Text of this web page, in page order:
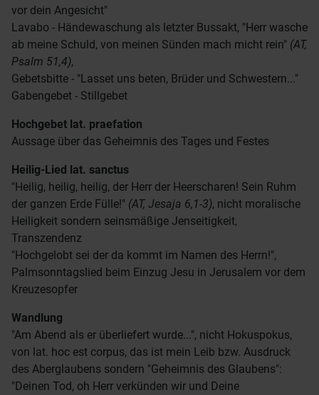
vor dein Angesicht"
Lavabo - Händewaschung als letzter Bussakt, "Herr wasche
ab meine Schuld, von meinen Sünden mach micht rein" (AT,
Psalm 51,4),
Gebetsbitte - "Lasset uns beten, Brüder und Schwestern..."
Gabengebet - Stillgebet
Hochgebet lat. praefation
Aussage über das Geheimnis des Tages und Festes
Heilig-Lied lat. sanctus
"Heilig, heilig, heilig, der Herr der Heerscharen! Sein Ruhm
der ganzen Erde Fülle!" (AT, Jesaja 6,1-3), nicht moralische
Heiligkeit sondern seinsmäßige Jenseitigkeit,
Transzendenz
"Hochgelobt sei der da kommt im Namen des Herrn!",
Palmsonntagslied beim Einzug Jesu in Jerusalem vor dem
Kreuzesopfer
Wandlung
"Am Abend als er überliefert wurde...", nicht Hokuspokus,
von lat. hoc est corpus, das ist mein Leib bzw. Ausdruck
des Aberglaubens sondern "Geheimnis des Glaubens":
"Deinen Tod, oh Herr verkünden wir und Deine